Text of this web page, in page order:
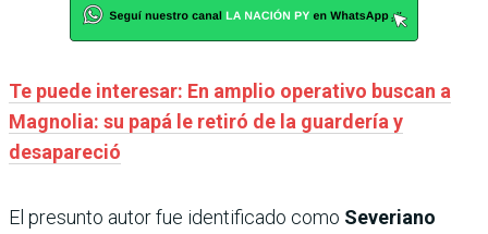
Te puede interesar: En amplio operativo buscan a
Magnolia: su papá le retiró de la guardería y
desapareció
El presunto autor fue identificado como Severiano